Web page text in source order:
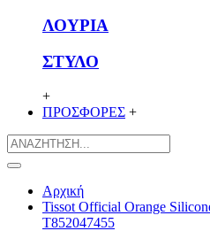
ΛΟΥΡΙΑ
ΣΤΥΛΟ
+
ΠΡΟΣΦΟΡΕΣ +
Αρχική
Tissot Official Orange
T852047455